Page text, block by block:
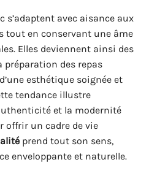
s’adaptent avec aisance aux
tout en conservant une âme
Elles deviennent ainsi des
préparation des repas
esthétique soignée et
tendance illustre
et la modernité
offrir un cadre de vie
prend tout son sens,
enveloppante et naturelle.